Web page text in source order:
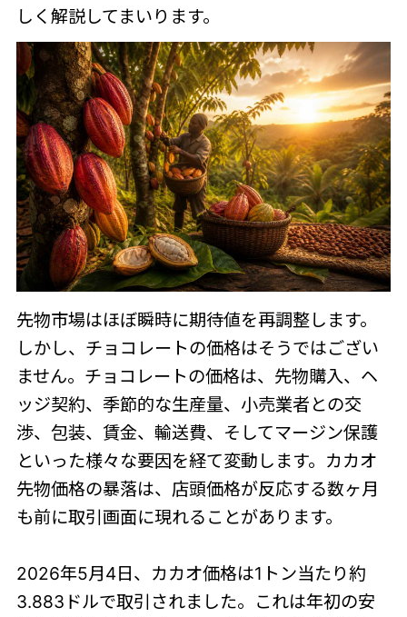
しく解説してまいります。
先物市場はほぼ瞬時に期待値を再調整します。
しかし、チョコレートの価格はそうではござい
ません。チョコレートの価格は、先物購入、ヘ
ッジ契約、季節的な生産量、小売業者との交
渉、包装、賃金、輸送費、そしてマージン保護
といった様々な要因を経て変動します。カカオ
先物価格の暴落は、店頭価格が反応する数ヶ月
も前に取引画面に現れることがあります。
2026年5月4日、カカオ価格は1トン当たり約
3.883ドルで取引されました。これは年初の安